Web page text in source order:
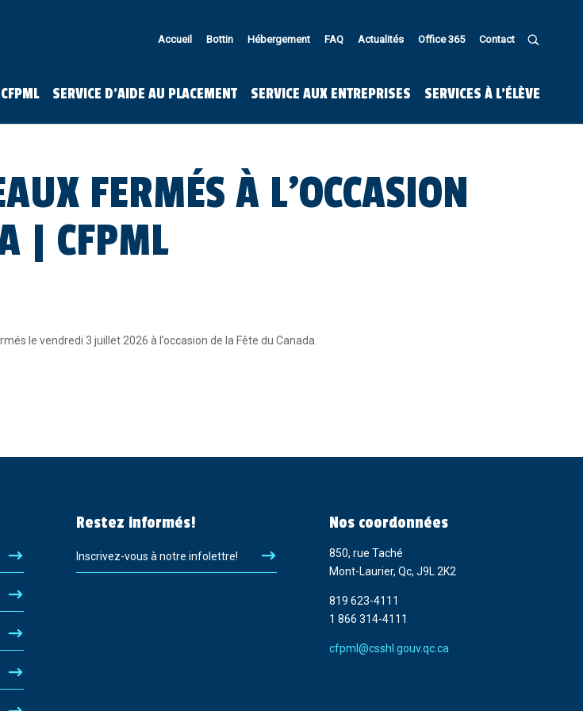
Accueil Bottin Hébergement FAQ Actualités Office 365 Contact U
SERVICE D’AIDE AU PLACEMENT SERVICE AUX ENTREPRISES SERVICES À L’ÉLÈVE
FERMÉS À L’OCCASION
| CFPML
le vendredi 3 juillet 2026 à l’occasion de la Fête du Canada.
Restez informés!
Inscrivez-vous à notre infolettre!
Nos coordonnées
850, rue Taché
Mont-Laurier, Qc, J9L 2K2
819 623-4111
1 866 314-4111
cfpml@csshl.gouv.qc.ca